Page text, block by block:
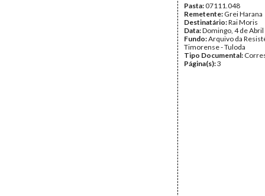
Pasta:07111.048
Remetente: Grei Harana
Destinatário:Rai Moris
Data:Domingo, 4 de
Fundo:Arquivo da
Timorense - Tuloda
Tipo Documental:
Página(s):3